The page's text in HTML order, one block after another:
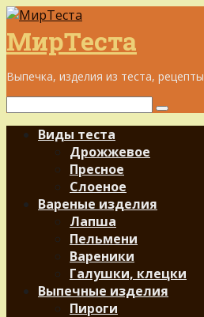
Перейти
к
контенту
МирТеста
Выпечка, изделия из теста, рецепты
Поиск:
Виды теста
Дрожжевое
Пресное
Слоеное
Вареные изделия
Лапша
Пельмени
Вареники
Галушки, клецки
Выпечные изделия
Пироги